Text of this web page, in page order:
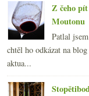
Z čeho
Moutonu
Patlal
chtěl ho odkázat na
aktua...